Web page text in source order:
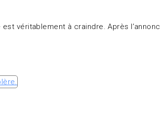
véritablement à craindre. Après